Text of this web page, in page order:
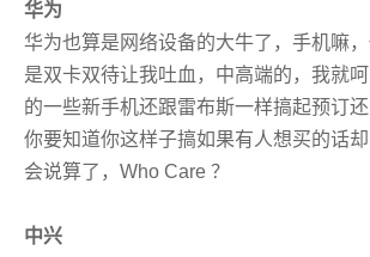
华为
华为也算是网络设备的大牛了，手机嘛
是双卡双待让我吐血，中高端的，我就
的一些新手机还跟雷布斯一样搞起预订还
你要知道你这样子搞如果有人想买的话
会说算了，Who Care ？
中兴